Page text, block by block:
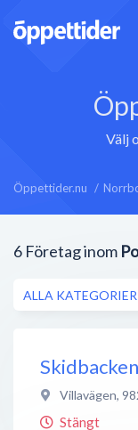
Välj
Öppettider.nu
6 Företag inom
ALLA KATEGORIER
Skidbacken
Villavägen,
Stängt